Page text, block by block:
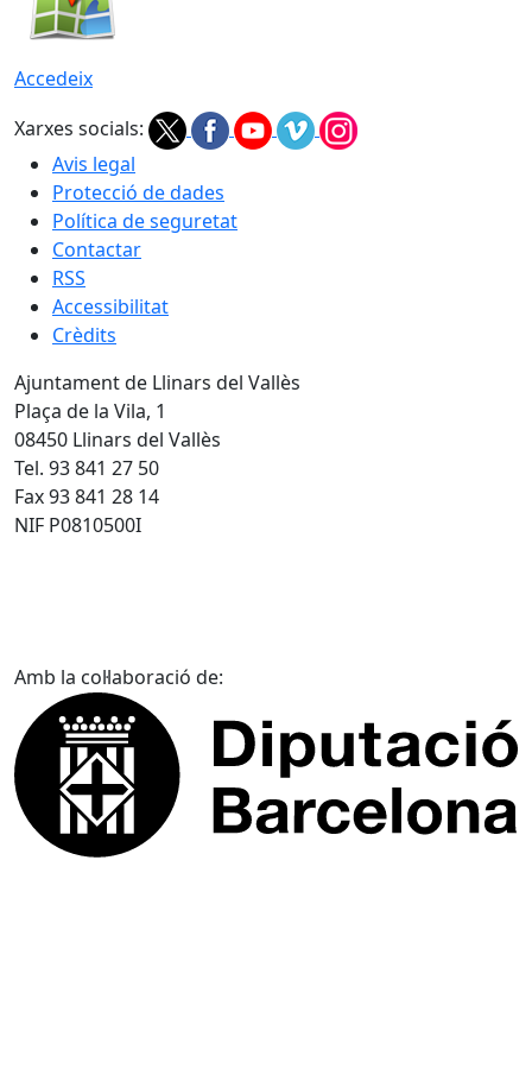
Accedeix
Xarxes socials:
Avis legal
Protecció de dades
Política de seguretat
Contactar
RSS
Accessibilitat
Crèdits
Ajuntament de Llinars del Vallès
Plaça de la Vila, 1
08450 Llinars del Vallès
Tel. 93 841 27 50
Fax 93 841 28 14
NIF P0810500I
Amb la col·laboració de: